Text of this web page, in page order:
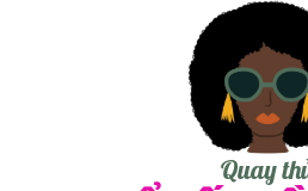
Chính sách quyền